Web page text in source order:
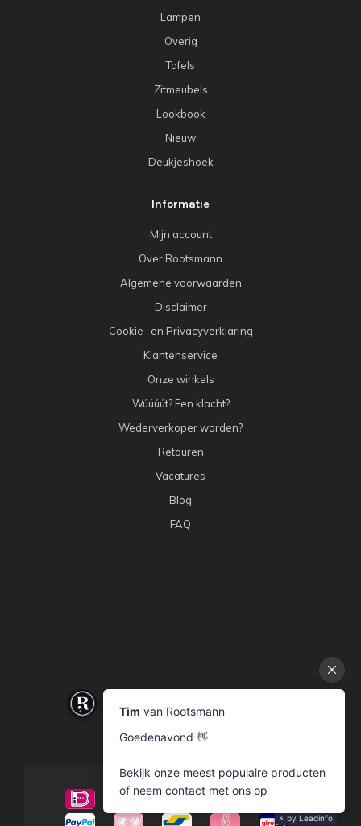
Lampen
Overig
Tafels
Zitmeubels
Lookbook
Nieuw
Deukjeshoek
Informatie
Mijn account
Over Rootsmann
Algemene voorwaarden
Disclaimer
Cookie- en Privacyverklaring
Klantenservice
Onze winkels
Wúúúút? Een klacht?
Wederverkoper worden?
Retouren
Vacatures
Blog
FAQ